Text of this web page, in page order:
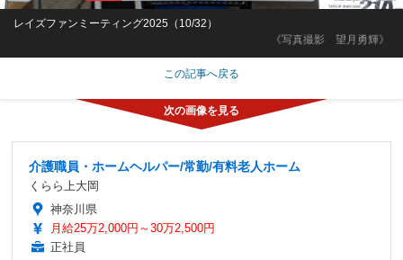
《写真撮影 望月勇輝》
レイズファンミーティング2025（10/32）
この記事へ戻る
介護職員・ホームヘルパー/常勤/有料老人ホーム
くらら上大岡
神奈川県
月給25万2,000円～30万2,500円
正社員